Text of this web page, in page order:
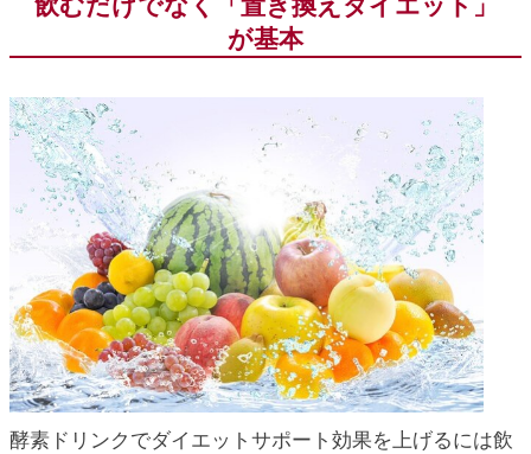
が基本
酵素ドリンクでダイエットサポート効果を上げるには飲